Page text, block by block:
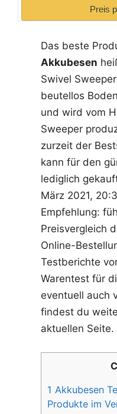
Preis
Das beste
Akkubesen
Swivel
beutellos
und wird vom
Sweeper
zurzeit der
kann für den
lediglich
März 2021,
Empfehlung:
Preisvergleich
Online-
Testberichte
Warentest für
eventuell auch
findest du
aktuellen Seite.
1 Akkubesen
Produkte im